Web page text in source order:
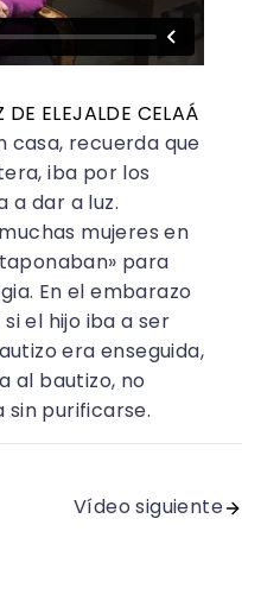
ELEJALDE CELAÁ
casa, recuerda que
iba por los
a dar a luz.
mujeres en
para
En el embarazo
el hijo iba a ser
era enseguida,
al bautizo, no
sin purificarse.
Vídeo siguiente